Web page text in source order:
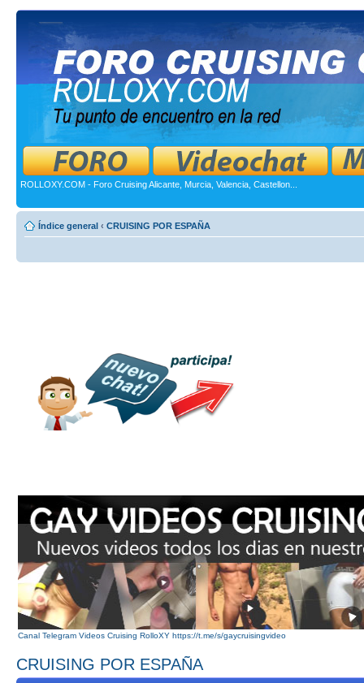
ROLLOXY.COM - Foro Cruising Alicante, Murcia, Valencia, Castellon...
Índice general ‹ CRUISING POR ESPAÑA
Canal Telegram Videos Cruising RolloXY https://t.me/s/gaycruisingvideo
CRUISING POR ESPAÑA